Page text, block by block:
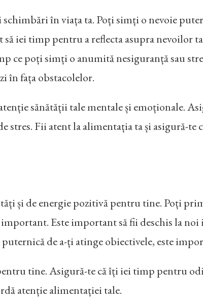
schimbări în viața ta. Poți simți o nevoie
iei timp pentru a reflecta asupra nevoilor
ce poți simți o anumită nesiguranță sau
în fața obstacolelor.
sănătății tale mentale și emoționale.
Fii atent la alimentația ta și asigură-te
și de energie pozitivă pentru tine. Poți
Este important să fii deschis la
de a-ți atinge obiectivele, este
tine. Asigură-te că îți iei timp pentru
atenție alimentației tale.